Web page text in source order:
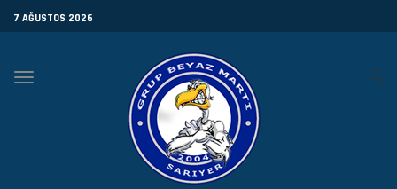
7 AĞUSTOS 2026
Toggle